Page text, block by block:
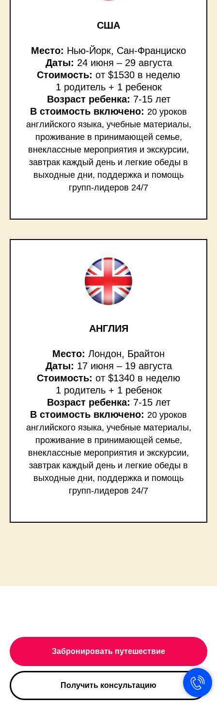
США
Место: Нью-Йорк, Сан-Франциско
Даты: 24 июня – 29 августа
Стоимость: от $1530 в неделю
1 родитель + 1 ребенок
Возраст ребенка: 7-15 лет
В стоимость включено: 20 уроков
английского языка, учебные материалы,
проживание в принимающей семье,
внеклассные мероприятия и экскурсии,
завтрак каждый день и легкие обеды в
выходные дни, поддержка и помощь
групп-лидеров 24/7
АНГЛИЯ
Место: Лондон, Брайтон
Даты: 17 июня – 19 августа
Стоимость: от $1340 в неделю
1 родитель + 1 ребенок
Возраст ребенка: 7-15 лет
В стоимость включено: 20 уроков
английского языка, учебные материалы,
проживание в принимающей семье,
внеклассные мероприятия и экскурсии,
завтрак каждый день и легкие обеды в
выходные дни, поддержка и помощь
групп-лидеров 24/7
Забронировать путешествие
Получить консультацию